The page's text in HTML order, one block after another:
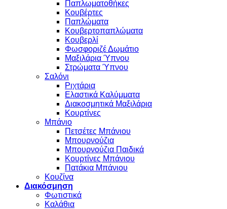
Παπλωματοθήκες
Κουβέρτες
Παπλώματα
Κουβερτοπαπλώματα
Κουβερλί
Φωσφοριζέ Δωμάτιο
Μαξιλάρια Ύπνου
Στρώματα Ύπνου
Σαλόνι
Ριχτάρια
Ελαστικά Καλύμματα
Διακοσμητικά Μαξιλάρια
Κουρτίνες
Μπάνιο
Πετσέτες Μπάνιου
Μπουρνούζια
Μπουρνούζια Παιδικά
Κουρτίνες Μπάνιου
Πατάκια Μπάνιου
Κουζίνα
Διακόσμηση
Φωτιστικά
Καλάθια